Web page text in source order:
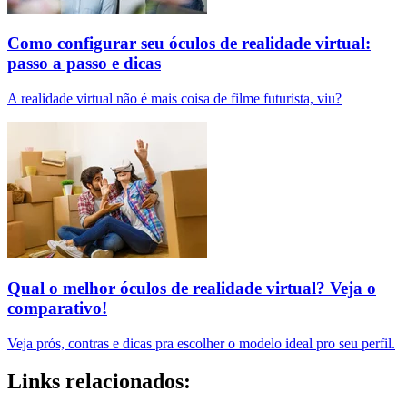
Como configurar seu óculos de realidade virtual:
passo a passo e dicas
A realidade virtual não é mais coisa de filme futurista, viu?
Qual o melhor óculos de realidade virtual? Veja o
comparativo!
Veja prós, contras e dicas pra escolher o modelo ideal pro seu perfil.
Links relacionados: